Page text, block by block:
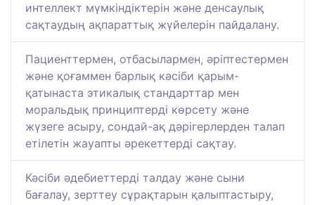
интеллект мүмкіндіктерін және денсаулық
сақтаудың ақпараттық жүйелерін пайдалану.
Пациенттермен, отбасылармен, әріптестермен
және қоғаммен барлық кәсіби қарым-
қатынаста этикалық стандарттар мен
моральдық принциптерді көрсету және
жүзеге асыру, сондай-ақ дәрігерлерден талап
етілетін жауапты әрекеттерді сақтау.
Кәсіби әдебиеттерді талдау және сыни
бағалау, зерттеу сұрақтарын қалыптастыру,